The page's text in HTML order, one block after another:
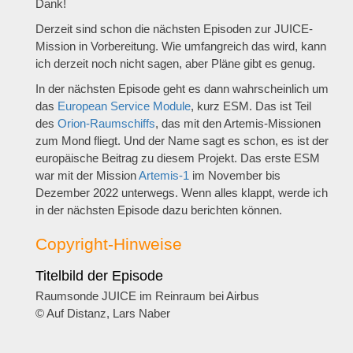
Dank!
Derzeit sind schon die nächsten Episoden zur JUICE-
Mission in Vorbereitung. Wie umfangreich das wird, kann
ich derzeit noch nicht sagen, aber Pläne gibt es genug.
In der nächsten Episode geht es dann wahrscheinlich um
das European Service Module, kurz ESM. Das ist Teil
des Orion-Raumschiffs, das mit den Artemis-Missionen
zum Mond fliegt. Und der Name sagt es schon, es ist der
europäische Beitrag zu diesem Projekt. Das erste ESM
war mit der MissionArtemis-1 im November bis
Dezember 2022 unterwegs. Wenn alles klappt, werde ich
in der nächsten Episode dazu berichten können.
Copyright-Hinweise
Titelbild der Episode
Raumsonde JUICE im Reinraum bei Airbus
© Auf Distanz, Lars Naber